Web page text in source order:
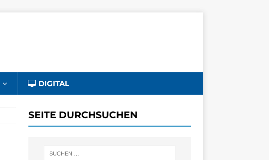
DIGITAL
SEITE DURCHSUCHEN